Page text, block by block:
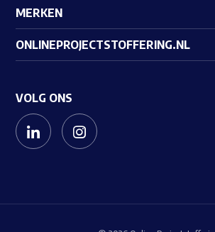
MERKEN
ONLINEPROJECTSTOFFERING.NL
VOLG ONS